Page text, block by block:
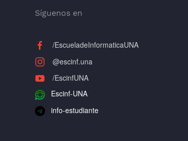
Síguenos en
/EscueladeInformaticaUNA
@escinf.una
/EscinfUNA
Escinf-UNA
info-estudiante